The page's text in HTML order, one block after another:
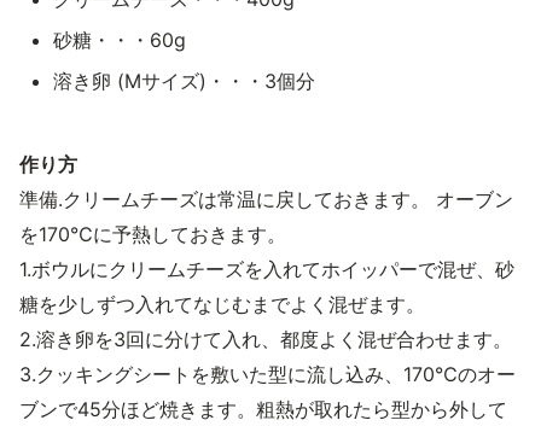
砂糖・・・60g
溶き卵 (Mサイズ)・・・3個分
作り方
準備.クリームチーズは常温に戻しておきます。 オーブン
を170℃に予熱しておきます。
1.ボウルにクリームチーズを入れてホイッパーで混ぜ、砂
糖を少しずつ入れてなじむまでよく混ぜます。
2.溶き卵を3回に分けて入れ、都度よく混ぜ合わせます。
3.クッキングシートを敷いた型に流し込み、170℃のオー
ブンで45分ほど焼きます。粗熱が取れたら型から外して